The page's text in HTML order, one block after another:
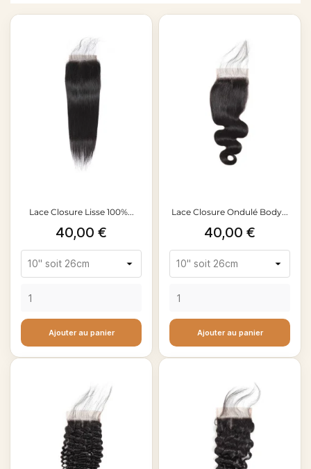
Lace Closure Lisse 100%...
Prix
40,00 €
Ajouter au panier
Lace Closure Ondulé Body...
Prix
40,00 €
Ajouter au panier